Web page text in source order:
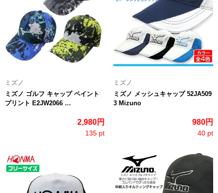
ミズノ
ミズノ ゴルフ キャップ ペイント
プリント E2JW2066 …
2,980円
135 pt
ミズノ
ミズノ メッシュキャップ 52JA509
3 Mizuno
980円
40 pt